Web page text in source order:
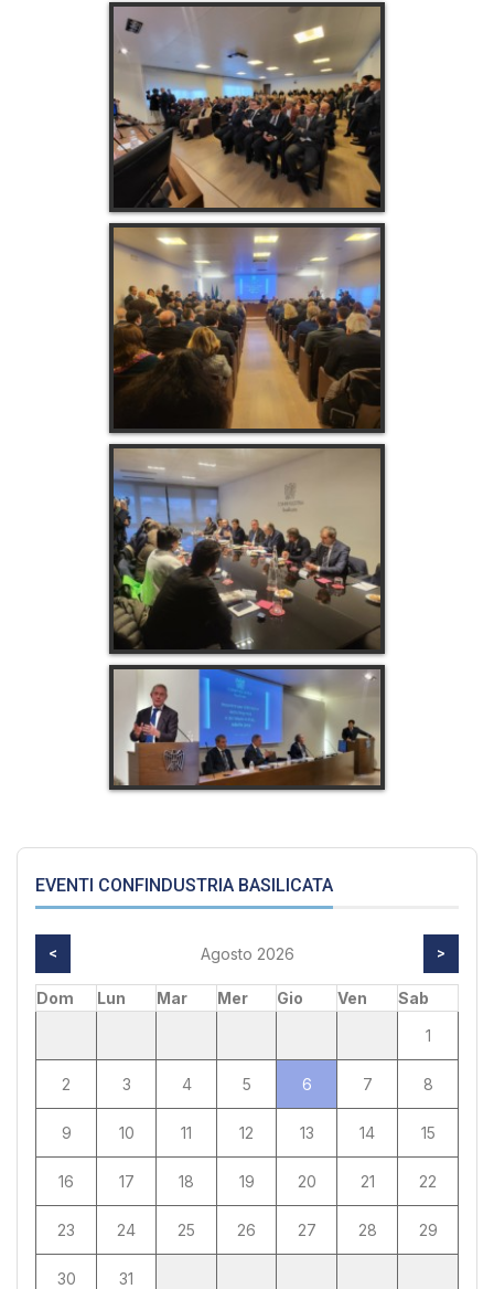
EVENTI CONFINDUSTRIA BASILICATA
< Agosto 2026 >
Dom Lun Mar Mer Gio Ven
Sab
1
2 3 4 5 6 7 8
9 10 11 12 13 14 15
16 17 18 19 20 21 22
23 24 25 26 27 28 29
30 31